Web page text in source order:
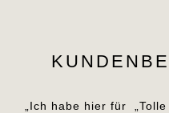
„Ich habe hier für